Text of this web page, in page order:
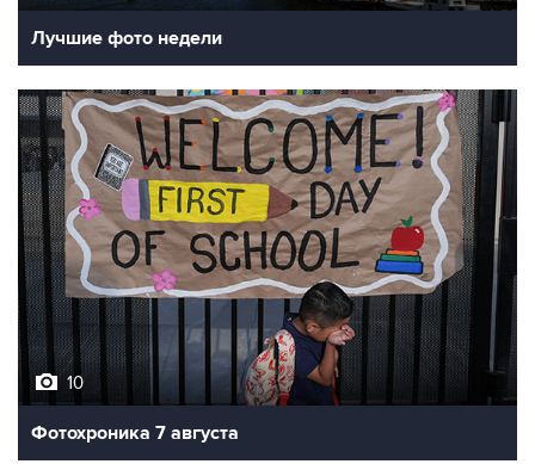
Лучшие фото недели
10
Фотохроника 7 августа